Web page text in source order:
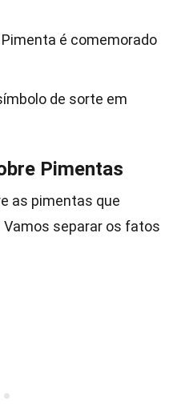
é comemorado
de sorte em
Pimentas
as pimentas que
separar os fatos